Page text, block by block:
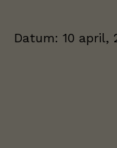
Datum: 10 april,